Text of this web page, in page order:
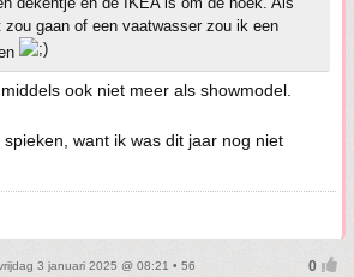
zou gaan of een vaatwasser zou ik een
ook niet meer als showmodel.
want ik was dit jaar nog niet
3 januari 2025 @ 08:21 • 56